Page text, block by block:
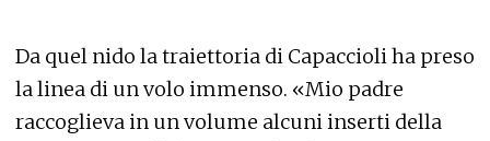
Da quel nido la traiettoria di Capaccioli ha preso
la linea di un volo immenso. «Mio padre
raccoglieva in un volume alcuni inserti della